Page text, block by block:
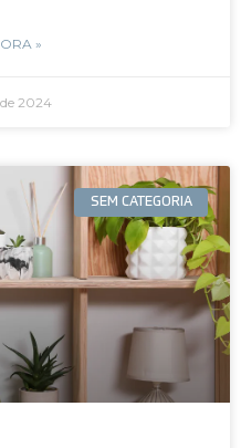
»
2024
SEM CATEGORIA